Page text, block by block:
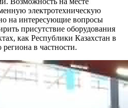
электротехническую
на интересующие вопросы
присутствие оборудования
как Республики Казахстан в
в частности.